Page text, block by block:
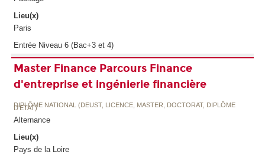
Lieu(x)
Paris
Entrée Niveau 6 (Bac+3 et 4)
Master Finance Parcours Finance
d'entreprise et ingénierie financière
DIPLÔME NATIONAL (DEUST, LICENCE, MASTER, DOCTORAT, DIPLÔME
D'ETAT)
Alternance
Lieu(x)
Pays de la Loire